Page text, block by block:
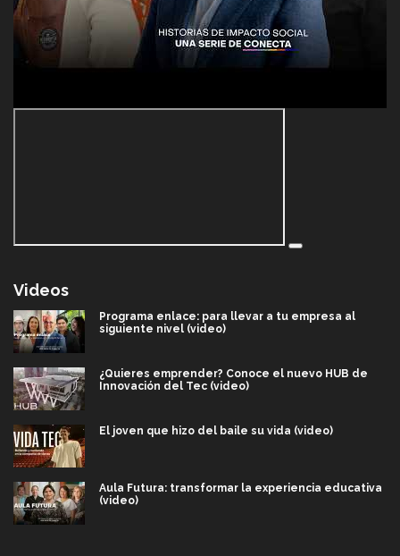
Videos
Programa enlace: para llevar a tu empresa al
siguiente nivel (video)
¿Quieres emprender? Conoce el nuevo HUB de
Innovación del Tec (video)
El joven que hizo del baile su vida (video)
Aula Futura: transformar la experiencia educativa
(video)